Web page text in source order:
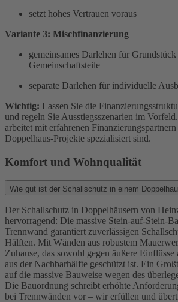
setzt hohes Vertrauen voraus
Variante 3: Mischfinanzierung
gemeinsames Darlehen für Grundstück
Gemeinschaftsteile
separate Darlehen für individuelle
Wichtig: Lassen Sie die
und regeln Sie Ausstiegsszenarien im
arbeitet mit erfahrenen
Doppelhaus-Projekte spezialisiert sind.
Komfort und Wohnqualität
Wie gut ist der Schallschutz in einem
Der Schallschutz in Doppelhäusern von
hervorragend: Die massive Stein-auf-Stein-
Trennwand garantiert zuverlässigen
Hälften. Mit Wänden aus robustem
Zuhause, das sowohl gegen äußere Einflüsse
aus der Nachbarhälfte geschützt ist. Ein
auf die massive Bauweise wegen des
Die Bauordnung schreibt erhöhte
bei Trennwänden vor – wir erfüllen und